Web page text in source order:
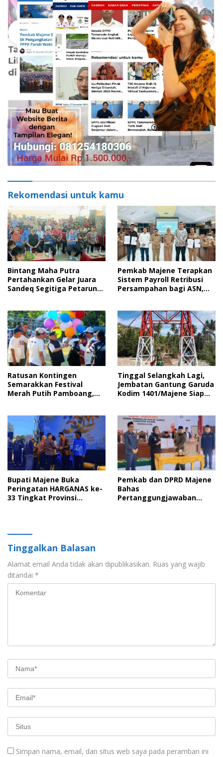
Rekomendasi untuk kamu
Bintang Maha Putra
Pertahankan Gelar Juara
Sandeq Segitiga Petarung
Pemkab Majene Terapkan
Sistem Payroll Retribusi
Persampahan bagi ASN,
Ratusan Kontingen
Semarakkan Festival
Merah Putih Pamboang,
Tanah Air
Tinggal Selangkah Lagi,
Jembatan Gantung Garuda
Kodim 1401/Majene Siap
Bupati Majene Buka
Peringatan HARGANAS ke-
33 Tingkat Provinsi
Pemkab dan DPRD Majene
Bahas
Pertanggungjawaban
Tinggalkan Balasan
Alamat email Anda tidak akan dipublikasikan. Ruas yang wajib
ditandai *
Simpan nama, email, dan situs web saya pada peramban ini